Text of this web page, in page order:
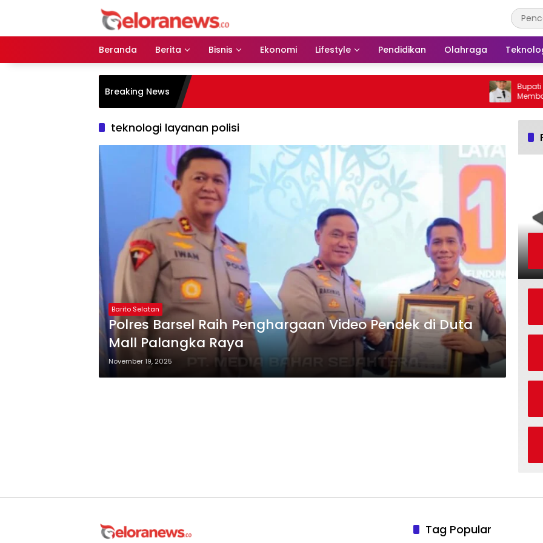
Beranda
Berita Bisnis Ekonomi Lifestyle Pendidikan Olahraga
Breaking News
Bupati
Membakar
Barito
teknologi layanan polisi
Barito Selatan
Polres Barsel Raih Penghargaan Video Pendek di Duta
Mall Palangka Raya
November 19, 2025
Tag Popular